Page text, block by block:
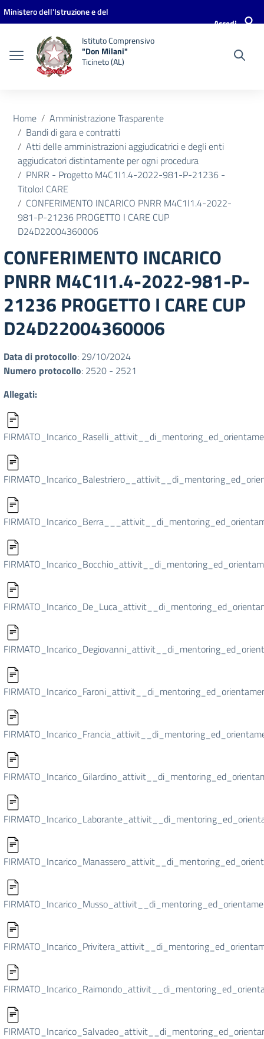
Vai ai contenuti
Vai al menu di navigazione
Vai al footer
Ministero dell'Istruzione e del
Accedi
Istituto Comprensivo
"Don Milani"
Ticineto (AL)
Home
Amministrazione Trasparente
Bandi di gara e contratti
Atti delle amministrazioni aggiudicatrici e degli enti
aggiudicatori distintamente per ogni procedura
PNRR - Progetto M4C1I1.4-2022-981-P-21236 -
Titolo:I CARE
CONFERIMENTO INCARICO PNRR M4C1I1.4-2022-
981-P-21236 PROGETTO I CARE CUP
D24D22004360006
CONFERIMENTO INCARICO
PNRR M4C1I1.4-2022-981-P-
21236 PROGETTO I CARE CUP
D24D22004360006
Data di protocollo: 29/10/2024
Numero protocollo: 2520 - 2521
Allegati: